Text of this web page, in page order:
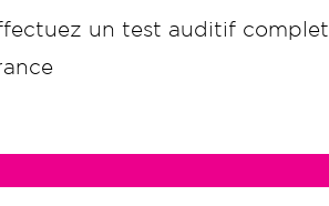
un test auditif